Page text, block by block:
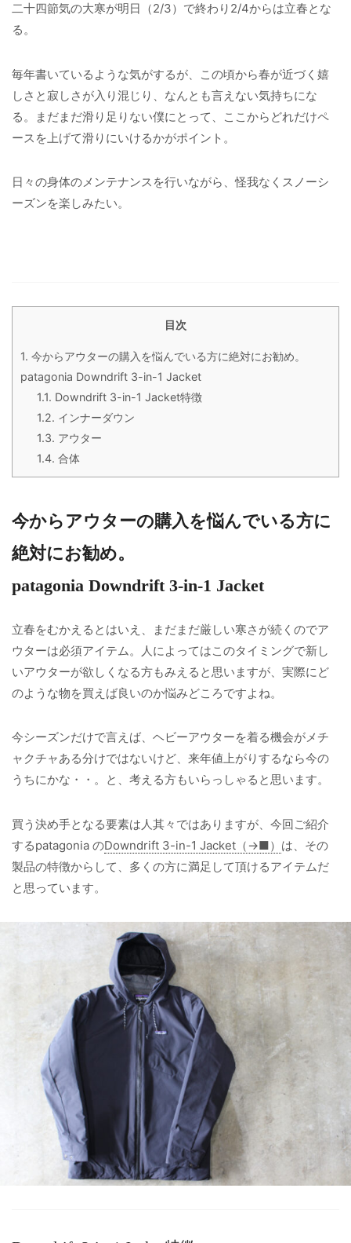
二十四節気の大寒が明日（2/3）で終わり2/4からは立春とな
る。
毎年書いているような気がするが、この頃から春が近づく嬉
しさと寂しさが入り混じり、なんとも言えない気持ちにな
る。まだまだ滑り足りない僕にとって、ここからどれだけペ
ースを上げて滑りにいけるかがポイント。
日々の身体のメンテナンスを行いながら、怪我なくスノーシ
ーズンを楽しみたい。
目次
1. 今からアウターの購入を悩んでいる方に絶対にお勧め。
patagonia Downdrift 3-in-1 Jacket
1.1. Downdrift 3-in-1 Jacket特徴
1.2. インナーダウン
1.3. アウター
1.4. 合体
今からアウターの購入を悩んでいる方に
絶対にお勧め。
patagonia Downdrift 3-in-1 Jacket
立春をむかえるとはいえ、まだまだ厳しい寒さが続くのでア
ウターは必須アイテム。人によってはこのタイミングで新し
いアウターが欲しくなる方もみえると思いますが、実際にど
のような物を買えば良いのか悩みどころですよね。
今シーズンだけで言えば、ヘビーアウターを着る機会がメチ
ャクチャある分けではないけど、来年値上がりするなら今の
うちにかな・・。と、考える方もいらっしゃると思います。
買う決め手となる要素は人其々ではありますが、今回ご紹介
するpatagonia のDowndrift 3-in-1 Jacket（→■） は、その
製品の特徴からして、多くの方に満足して頂けるアイテムだ
と思っています。